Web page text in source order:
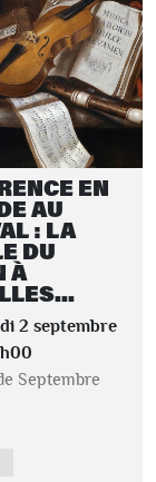
EN
AU
: LA
DU
À
2 septembre
Septembre